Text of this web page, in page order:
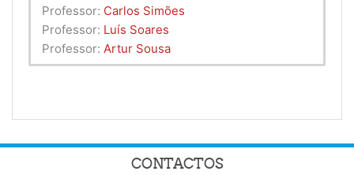
Professor: Carlos Simões
Professor: Luís Soares
Professor: Artur Sousa
CONTACTOS